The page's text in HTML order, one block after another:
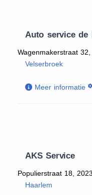
Auto service de
Wagenmakerstraat 32,
Velserbroek
Meer informatie
AKS Service
Populierstraat 18,
Haarlem